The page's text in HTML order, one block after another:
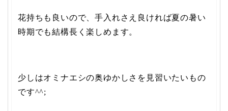
花持ちも良いので、手入れさえ良ければ夏の暑い
時期でも結構長く楽しめます。
少しはオミナエシの奥ゆかしさを見習いたいもの
です^^;